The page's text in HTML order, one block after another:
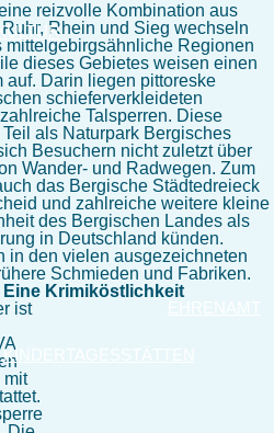
KINDERTAGESSTÄTTEN
reizvolle Kombination aus
Rhein und Sieg wechseln
Regionen
dieses Gebietes weisen einen
auf. Darin liegen pittoreske
schieferverkleideten
Talsperren. Diese
als Naturpark Bergisches
Besuchern nicht zuletzt über
Wander- und Radwegen. Zum
das Bergische Städtedreieck
und zahlreiche weitere kleine
des Bergischen Landes als
in Deutschland künden.
in den vielen ausgezeichneten
Schmieden und Fabriken.
Eine Krimiköstlichkeit
ist
mit